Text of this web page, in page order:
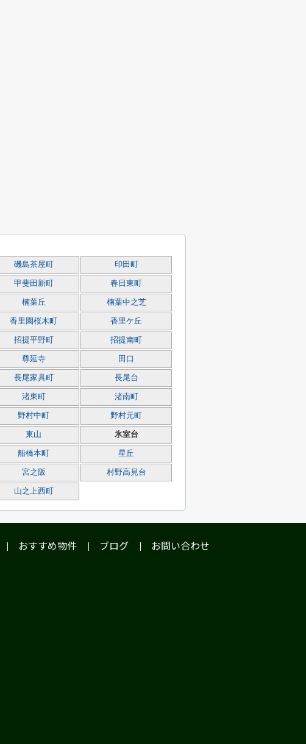
磯島茶屋町 印田町
甲斐田新町 春日東町
楠葉丘 楠葉中之芝
香里園桜木町 香里ケ丘
招提平野町 招提南町
尊延寺 田口
長尾家具町 長尾台
渚東町 渚南町
野村中町 野村元町
東山 氷室台
船橋本町 星丘
宮之阪 村野高見台
山之上西町
おすすめ物件 ブログ お問い合わせ